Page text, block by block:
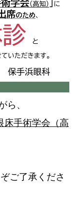
ら、
床手術学会（高
ご了承くださ